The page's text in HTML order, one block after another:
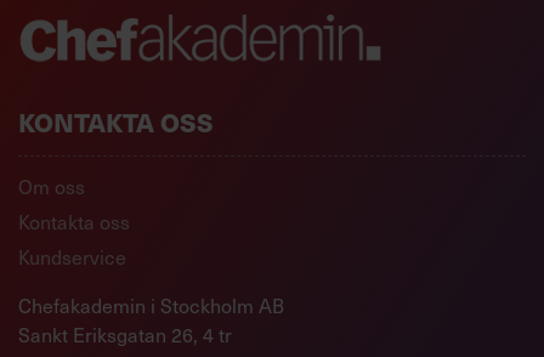
KONTAKTA OSS
Om oss
Kontakta oss
Kundservice
Chefakademin i Stockholm AB
Sankt Eriksgatan 26, 4 tr